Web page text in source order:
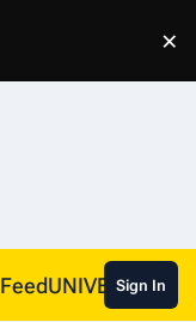
×
FeedUNIVERSSign In